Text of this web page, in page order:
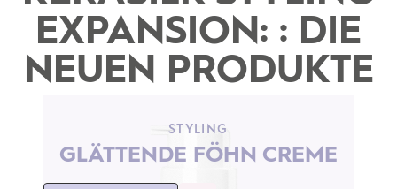
EXPANSION: : DIE
NEUEN PRODUKTE
STYLING
GLÄTTENDE FÖHN CREME